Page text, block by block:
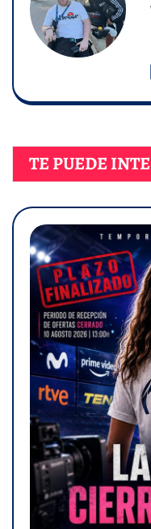
TE PUEDE